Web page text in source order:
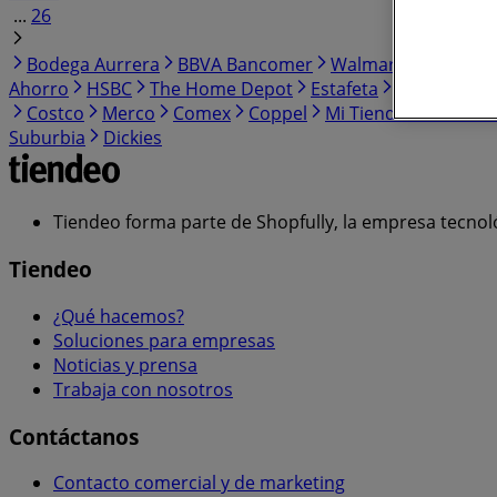
... 26
Bodega Aurrera
BBVA Bancomer Walmart
Ahorro
HSBC The Home Depot Estafeta
Costco
Merco Comex Coppel Mi Tienda del
Suburbia
Dickies
Tiendeo forma parte de Shopfully, la empresa
Tiendeo
¿Qué hacemos?
Soluciones para empresas
Noticias y prensa
Trabaja con nosotros
Contáctanos
Contacto comercial y de marketing